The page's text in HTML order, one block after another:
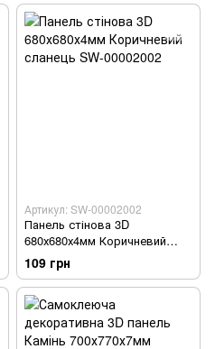
Артикул: SW-00002002
Панель стінова 3D
680х680х4мм Коричневий
сланець SW-00002002
109 грн